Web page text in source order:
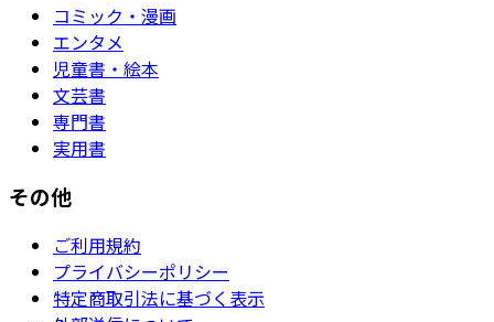
コミック・漫画
エンタメ
児童書・絵本
文芸書
専門書
実用書
その他
ご利用規約
プライバシーポリシー
特定商取引法に基づく表示